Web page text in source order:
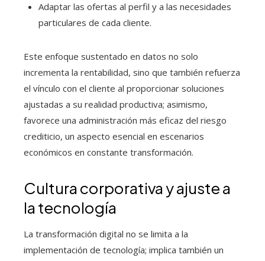
Adaptar las ofertas al perfil y a las necesidades
particulares de cada cliente.
Este enfoque sustentado en datos no solo
incrementa la rentabilidad, sino que también refuerza
el vínculo con el cliente al proporcionar soluciones
ajustadas a su realidad productiva; asimismo,
favorece una administración más eficaz del riesgo
crediticio, un aspecto esencial en escenarios
económicos en constante transformación.
Cultura corporativa y ajuste a
la tecnología
La transformación digital no se limita a la
implementación de tecnología; implica también un